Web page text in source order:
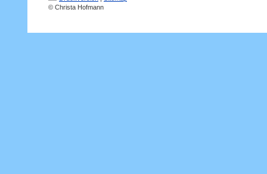
© Christa Hofmann